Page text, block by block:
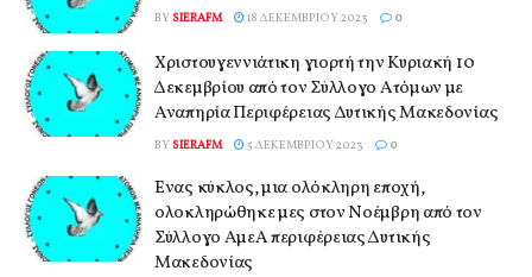
BY SIERAFM 18 ΔΕΚΕΜΒΡΊΟΥ 2023 0
Χριστουγεννιάτικη γιορτή την Κυριακή 10
Δεκεμβρίου από τον Σύλλογο Ατόμων με
Αναπηρία Περιφέρειας Δυτικής Μακεδονίας
BY SIERAFM 5 ΔΕΚΕΜΒΡΊΟΥ 2023 0
Ένας κύκλος, μια ολόκληρη εποχή,
ολοκληρώθηκε μες στον Νοέμβρη από τον
Σύλλογο ΑμεΑ περιφέρειας Δυτικής
Μακεδονίας